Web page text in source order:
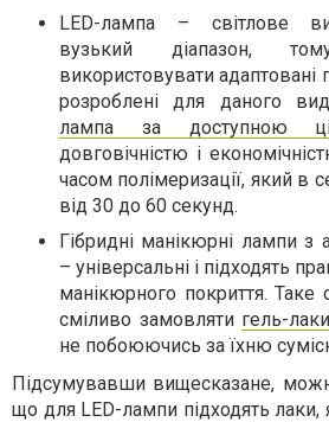
LED-лампа – світлове
вузький діапазон,
використовувати адаптовані
розроблені для даного
лампа за доступною
довговічністю і
часом полімеризації, який в
від 30 до 60 секунд.
Гібридні манікюрні лампи з
– універсальні і підходять
манікюрного покриття. Таке
сміливо замовляти гель-
не побоюючись за їхню
Підсумувавши вищесказане,
що для LED-лампи підходять лаки,